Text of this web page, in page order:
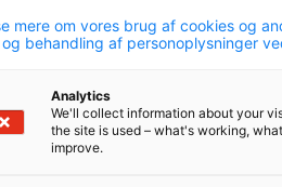
og med fra
i dialog med Morgan
igennem en længere periode.
mere om vores brug af cookies og
og behandling af personoplysninger
Analytics
We'll collect information about your
the site is used – what's working,
improve.